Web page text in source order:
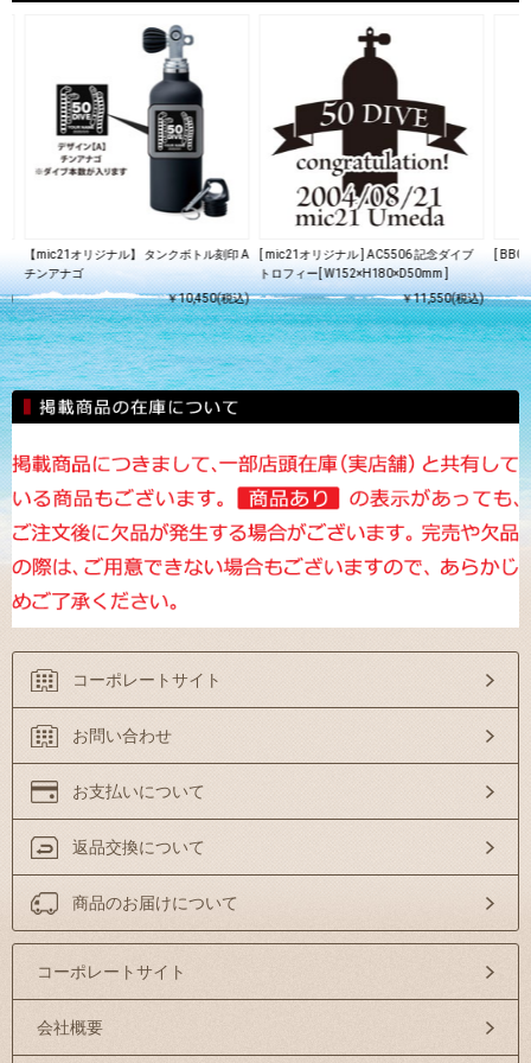
)
【mic21オリジナル】 タンクボトル刻印 A
チンアナゴ
￥10,450(税込)
[ mic21オリジナル ] AC5506 記念ダイブ
トロフィー[ W152×H180×D50mm ]
￥11,550(税込)
[
コーポレートサイト
お問い合わせ
お支払いについて
返品交換について
商品のお届けについて
コーポレートサイト
会社概要